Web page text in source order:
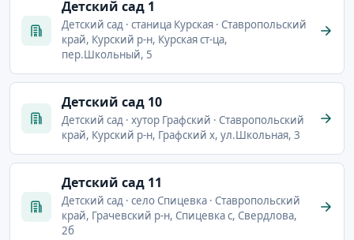
Детский сад 1
Детский сад · станица Курская · Ставропольский
край, Курский р-н, Курская ст-ца,
пер.Школьный, 5
Детский сад 10
Детский сад · хутор Графский · Ставропольский
край, Курский р-н, Графский х, ул.Школьная, 3
Детский сад 11
Детский сад · село Спицевка · Ставропольский
край, Грачевский р-н, Спицевка с, Свердлова,
2б